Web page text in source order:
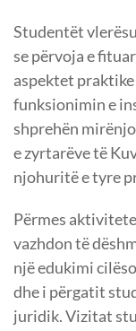
Studentët
se përvoja e
aspektet
funksionimin e
shprehën
e zyrtarëve të
njohuritë e tyre
Përmes
vazhdon të
një edukimi
dhe i përgatit
juridik. Vizitat